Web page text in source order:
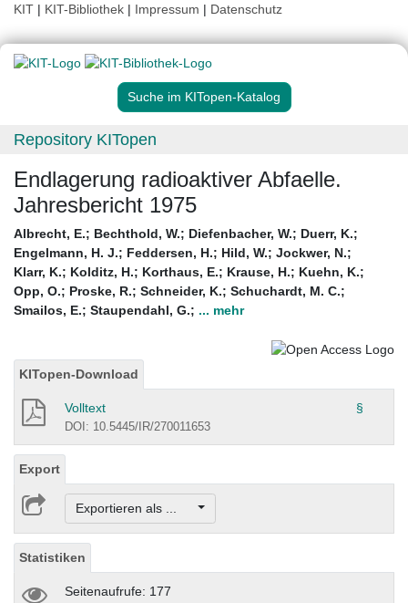
KIT | KIT-Bibliothek | Impressum | Datenschutz
Suche im KITopen-Katalog
Repository KITopen
Endlagerung radioaktiver Abfaelle.
Jahresbericht 1975
Albrecht, E.; Bechthold, W.; Diefenbacher, W.; Duerr, K.;
Engelmann, H. J.; Feddersen, H.; Hild, W.; Jockwer, N.;
Klarr, K.; Kolditz, H.; Korthaus, E.; Krause, H.; Kuehn, K.;
Opp, O.; Proske, R.; Schneider, K.; Schuchardt, M. C.;
Smailos, E.; Staupendahl, G.; ... mehr
KITopen-Download
Volltext §
DOI: 10.5445/IR/270011653
Export
Exportieren als ...
Statistiken
Seitenaufrufe: 177